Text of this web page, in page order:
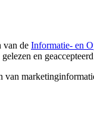
van de Informatie- en
en
van